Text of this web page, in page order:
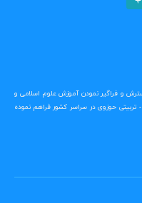
و فراگیر نمودن آموزش علوم اسلامی و
حوزوی در سراسر کشور فراهم نموده